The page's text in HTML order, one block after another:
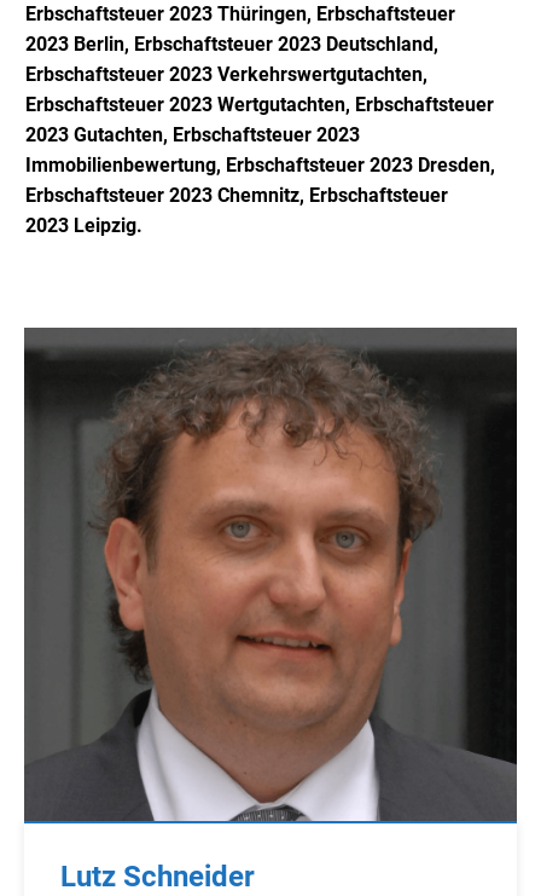
Erbschaftsteuer 2023 Thüringen, Erbschaftsteuer
2023 Berlin, Erbschaftsteuer 2023 Deutschland,
Erbschaftsteuer 2023 Verkehrswertgutachten,
Erbschaftsteuer 2023 Wertgutachten, Erbschaftsteuer
2023 Gutachten, Erbschaftsteuer 2023
Immobilienbewertung, Erbschaftsteuer 2023 Dresden,
Erbschaftsteuer 2023 Chemnitz, Erbschaftsteuer
2023 Leipzig.
Lutz Schneider